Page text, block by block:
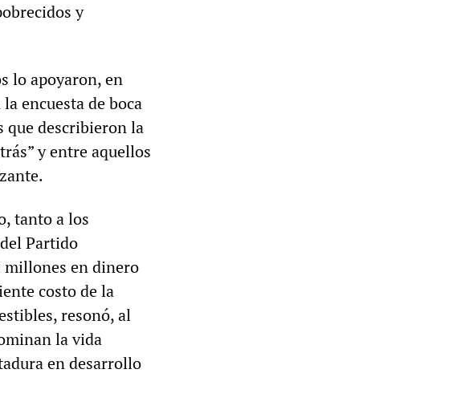
y
lo apoyaron, en
encuesta de boca
que describieron la
y entre aquellos
tanto a los
Partido
millones en dinero
costo de la
resonó, al
la vida
en desarrollo